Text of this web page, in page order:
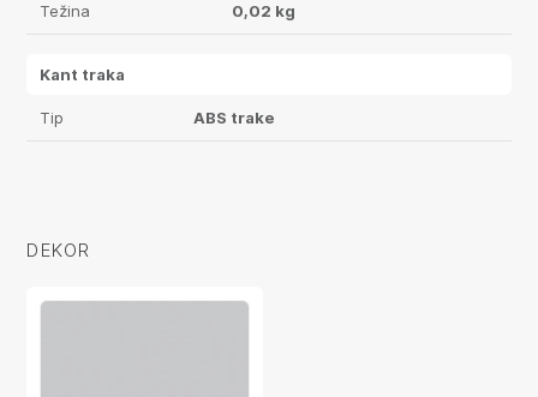
Težina 0,02 kg
Kant traka
Tip ABS trake
DEKOR